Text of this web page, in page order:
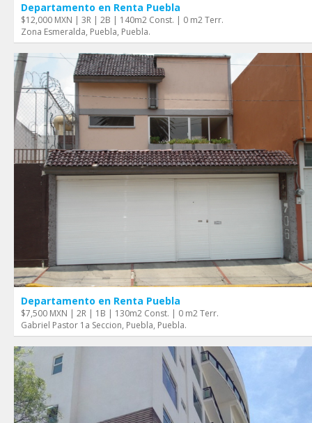
Departamento en Renta Puebla
$12,000 MXN | 3R | 2B | 140m2 Const. | 0 m2 Terr.
Zona Esmeralda, Puebla, Puebla.
Departamento en Renta Puebla
$7,500 MXN | 2R | 1B | 130m2 Const. | 0 m2 Terr.
Gabriel Pastor 1a Seccion, Puebla, Puebla.